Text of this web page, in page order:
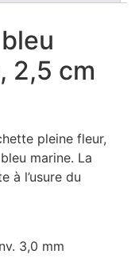
2,5 cm
pleine fleur,
marine. La
à l’usure du
3,0 mm